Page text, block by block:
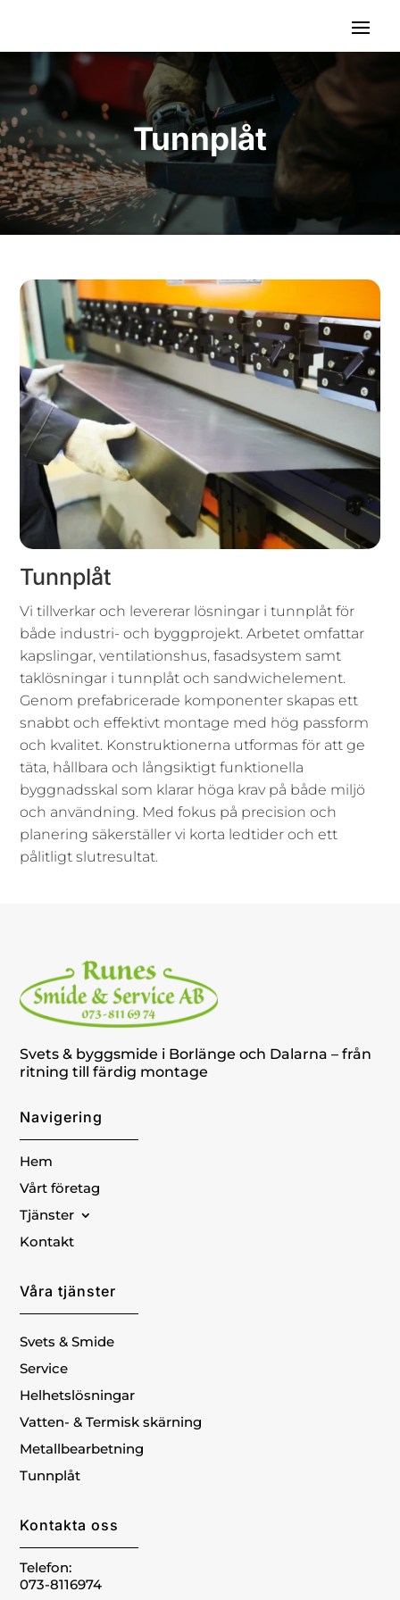
Tunnplåt
Tunnplåt
Vi tillverkar och levererar lösningar i tunnplåt för
både industri- och byggprojekt. Arbetet omfattar
kapslingar, ventilationshus, fasadsystem samt
taklösningar i tunnplåt och sandwichelement.
Genom prefabricerade komponenter skapas ett
snabbt och effektivt montage med hög passform
och kvalitet. Konstruktionerna utformas för att ge
täta, hållbara och långsiktigt funktionella
byggnadsskal som klarar höga krav på både miljö
och användning. Med fokus på precision och
planering säkerställer vi korta ledtider och ett
pålitligt slutresultat.
Svets & byggsmide i Borlänge och Dalarna – från
ritning till färdig montage
Navigering
Hem
Vårt företag
Tjänster
Kontakt
Våra tjänster
Svets & Smide
Service
Helhetslösningar
Vatten- & Termisk skärning
Metallbearbetning
Tunnplåt
Kontakta oss
Telefon:
073-8116974